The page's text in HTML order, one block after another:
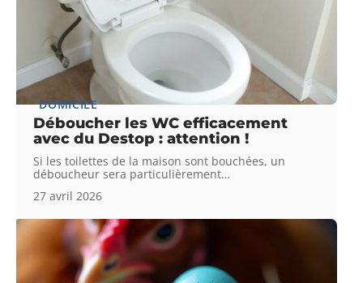
DOMICILE
Déboucher les WC efficacement
avec du Destop : attention !
Si les toilettes de la maison sont bouchées, un
déboucheur sera particulièrement…
27 avril 2026